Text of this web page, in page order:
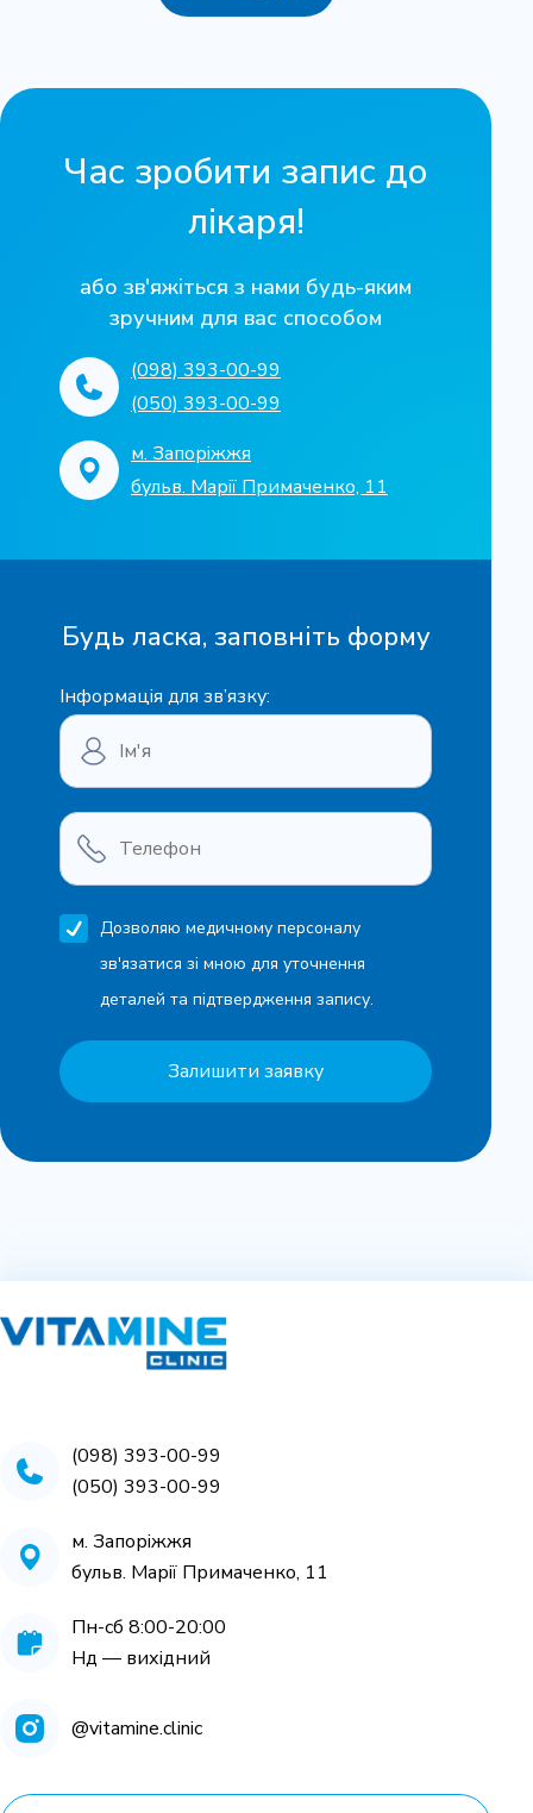
Час зробити запис до
лікаря!
або зв'яжіться з нами будь-яким
зручним для вас способом
(098) 393-00-99
(050) 393-00-99
м. Запоріжжя
бульв. Марії Примаченко, 11
Будь ласка, заповніть форму
Інформація для зв’язку:
Дозволяю медичному персоналу
зв'язатися зі мною для уточнення
деталей та підтвердження запису.
Залишити заявку
(098) 393-00-99
(050) 393-00-99
м. Запоріжжя
бульв. Марії Примаченко, 11
Пн-cб 8:00-20:00
Нд — вихідний
@vitamine.clinic